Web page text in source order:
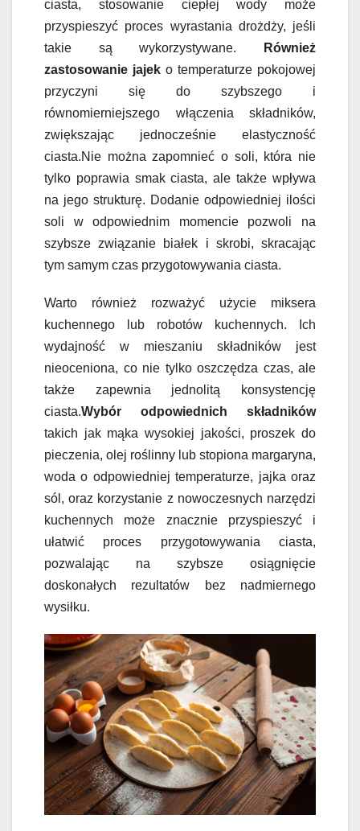
ciasta, stosowanie ciepłej wody może
przyspieszyć proces wyrastania drożdży, jeśli
takie są wykorzystywane.
Również
zastosowanie jajek o temperaturze pokojowej
przyczyni się do szybszego i
równomierniejszego włączenia składników,
zwiększając jednocześnie elastyczność
ciasta.Nie można zapomnieć o soli, która nie
tylko poprawia smak ciasta, ale także wpływa
na jego strukturę. Dodanie odpowiedniej ilości
soli w odpowiednim momencie pozwoli na
szybsze związanie białek i skrobi, skracając
tym samym czas przygotowywania ciasta.
Warto również rozważyć użycie miksera
kuchennego lub robotów kuchennych. Ich
wydajność w mieszaniu składników jest
nieoceniona, co nie tylko oszczędza czas, ale
także zapewnia jednolitą konsystencję
ciasta.Wybór odpowiednich składników
takich jak mąka wysokiej jakości, proszek do
pieczenia, olej roślinny lub stopiona margaryna,
woda o odpowiedniej temperaturze, jajka oraz
sól, oraz korzystanie z nowoczesnych narzędzi
kuchennych może znacznie przyspieszyć i
ułatwić proces przygotowywania ciasta,
pozwalając na szybsze osiągnięcie
doskonałych rezultatów bez nadmiernego
wysiłku.